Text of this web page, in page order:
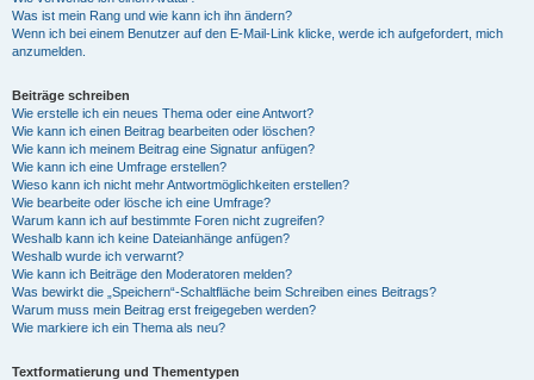
Was ist mein Rang und wie kann ich ihn ändern?
Wenn ich bei einem Benutzer auf den E-Mail-Link klicke, werde ich aufgefordert, mich
anzumelden.
Beiträge schreiben
Wie erstelle ich ein neues Thema oder eine Antwort?
Wie kann ich einen Beitrag bearbeiten oder löschen?
Wie kann ich meinem Beitrag eine Signatur anfügen?
Wie kann ich eine Umfrage erstellen?
Wieso kann ich nicht mehr Antwortmöglichkeiten erstellen?
Wie bearbeite oder lösche ich eine Umfrage?
Warum kann ich auf bestimmte Foren nicht zugreifen?
Weshalb kann ich keine Dateianhänge anfügen?
Weshalb wurde ich verwarnt?
Wie kann ich Beiträge den Moderatoren melden?
Was bewirkt die „Speichern“-Schaltfläche beim Schreiben eines Beitrags?
Warum muss mein Beitrag erst freigegeben werden?
Wie markiere ich ein Thema als neu?
Textformatierung und Thementypen